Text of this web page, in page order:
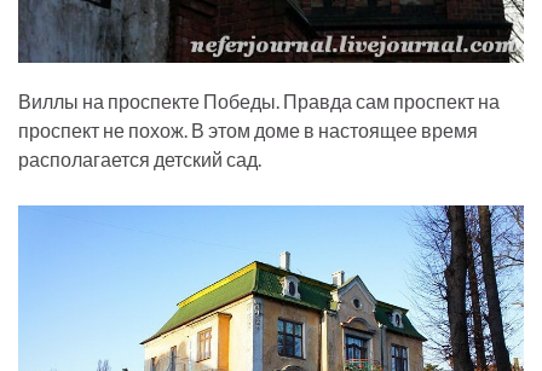
Виллы на проспекте Победы. Правда сам проспект на
проспект не похож. В этом доме в настоящее время
располагается детский сад.